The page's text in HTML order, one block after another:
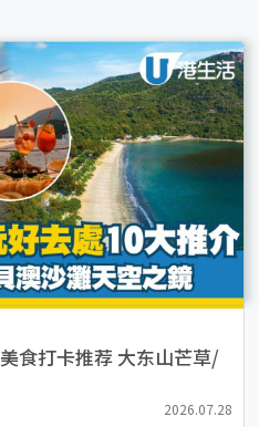
食打卡推荐 大东山芒草/
2026.07.28